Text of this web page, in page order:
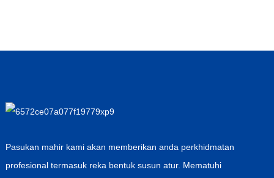
Pasukan mahir kami akan memberikan anda perkhidmatan
profesional termasuk reka bentuk susun atur. Mematuhi